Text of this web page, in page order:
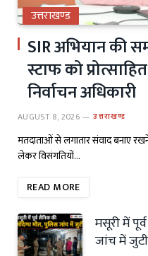
उत्तराखण्ड
SIR अभियान की
स्टाफ को
निर्वाचन अधिकारी
AUGUST 8, 2026 उत्तराखण्ड
मतदाताओं से लगातार संवाद बनाए रखने
लेकर विसंगतियों…
READ MORE
मसूरी में
जांच में जुटी